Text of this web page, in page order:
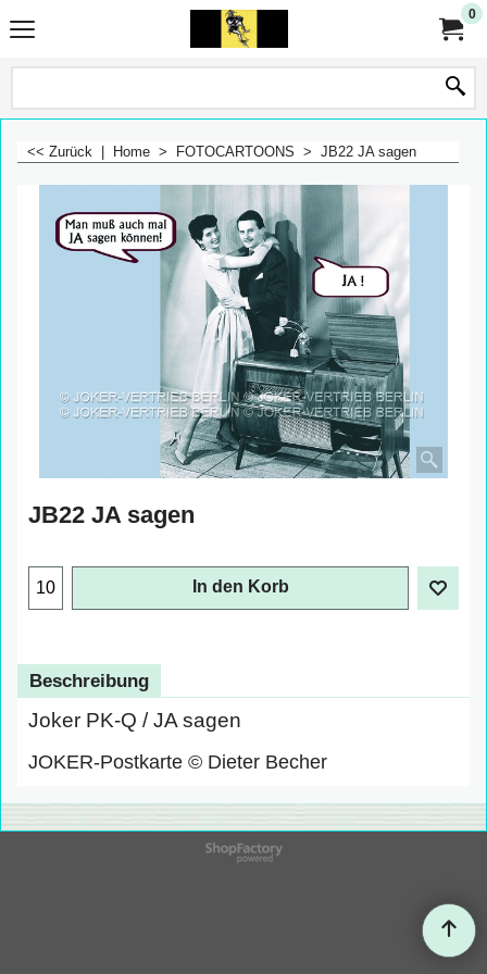
0
<< Zurück Home > FOTOCARTOONS > JB22 JA sagen
JB22 JA sagen
In den Korb
Beschreibung
Joker PK-Q / JA sagen
JOKER-Postkarte © Dieter Becher
WebShop erstellt mit
ShopFactory Shop